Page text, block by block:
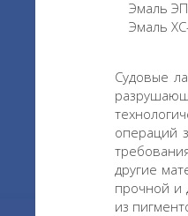
Эмаль
Эмаль
Судовые
операций
другие
прочной и
из